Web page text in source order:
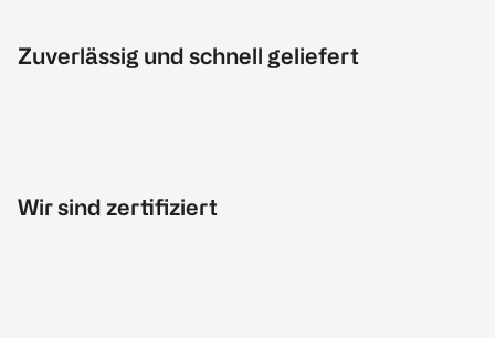
Zuverlässig und schnell geliefert
Wir sind zertifiziert